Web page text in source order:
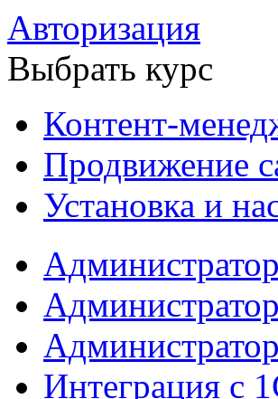
Авторизация
Выбрать курс
Контент-
Продвижение
Установка и
Интеграция с